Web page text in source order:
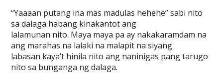
“Yaaaan putang ina mas madulas hehehe” sabi nito
sa dalaga habang kinakantot ang
lalamunan nito. Maya maya pa ay nakakaramdam na
ang marahas na lalaki na malapit na siyang
labasan kaya’t hinila nito ang naninigas pang tarugo
nito sa bunganga ng dalaga.